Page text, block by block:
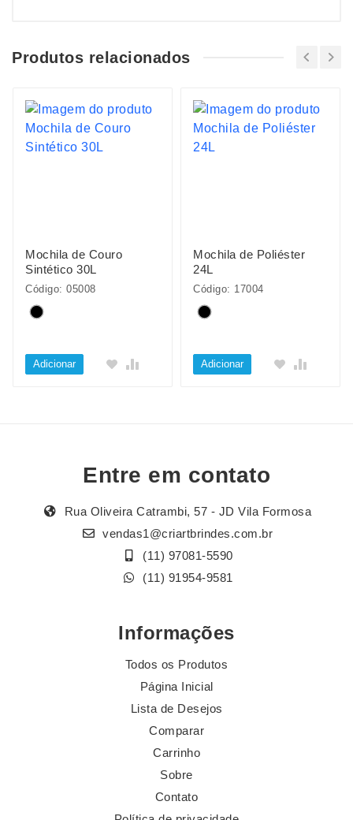
Produtos relacionados
Mochila de Couro
Sintético 30L
Código: 05008
Adicionar
Mochila de Poliéster
24L
Código: 17004
Adicionar
Entre em contato
Rua Oliveira Catrambi, 57 - JD Vila Formosa
vendas1@criartbrindes.com.br
(11) 97081-5590
(11) 91954-9581
Informações
Todos os Produtos
Página Inicial
Lista de Desejos
Comparar
Carrinho
Sobre
Contato